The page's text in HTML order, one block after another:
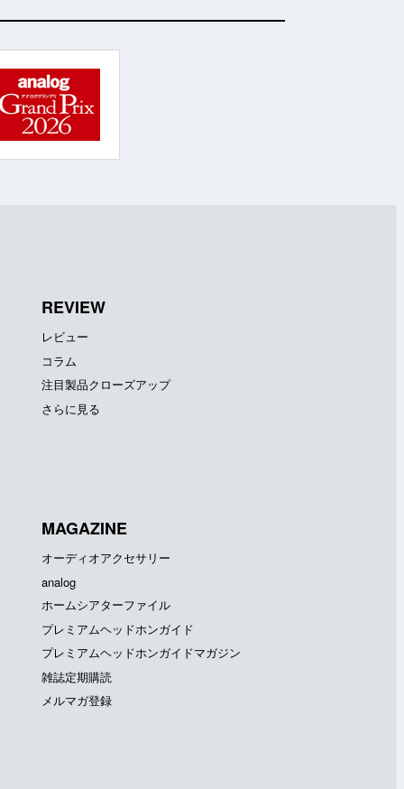
REVIEW
レビュー
コラム
注目製品クローズアップ
さらに見る
MAGAZINE
オーディオアクセサリー
analog
ホームシアターファイル
プレミアムヘッドホンガイド
プレミアムヘッドホンガイドマガジン
雑誌定期購読
メルマガ登録